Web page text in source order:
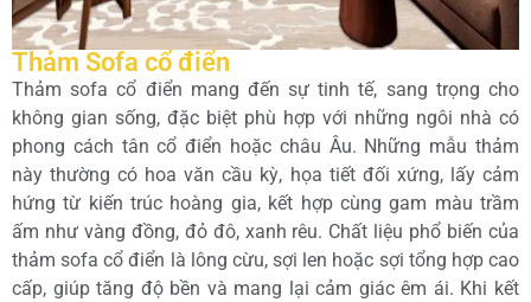
Thảm Sofa cổ điển
Thảm sofa cổ điển mang đến sự tinh tế, sang trọng cho
không gian sống, đặc biệt phù hợp với những ngôi nhà có
phong cách tân cổ điển hoặc châu Âu. Những mẫu thảm
này thường có hoa văn cầu kỳ, họa tiết đối xứng, lấy cảm
hứng từ kiến trúc hoàng gia, kết hợp cùng gam màu trầm
ấm như vàng đồng, đỏ đô, xanh rêu. Chất liệu phổ biến của
thảm sofa cổ điển là lông cừu, sợi len hoặc sợi tổng hợp cao
cấp, giúp tăng độ bền và mang lại cảm giác êm ái. Khi kết